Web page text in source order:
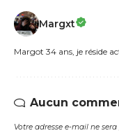
Margxt
Margot 34 ans, je réside
Aucun
Votre adresse e-mail ne